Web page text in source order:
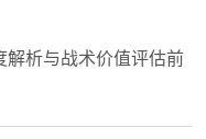
析与战术价值评估前